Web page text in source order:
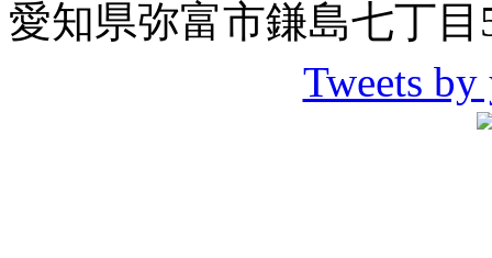
愛知県弥富市鎌島七丁目
Tweets